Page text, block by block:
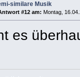
similare Musik
#12 am: Montag,
es